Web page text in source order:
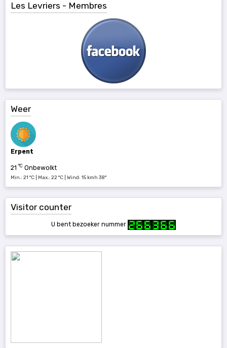
Les Levriers - Membres
Weer
Erpent
21 °C Onbewolkt
Min.: 21 °C | Max.: 22 °C | Wind: 15 kmh 38°
Visitor counter
U bent bezoeker nummer